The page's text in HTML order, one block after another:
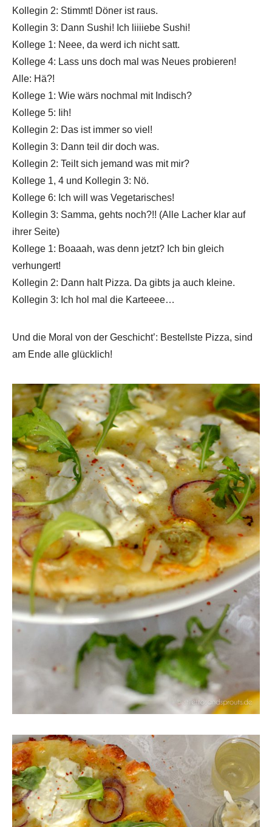
Kollegin 2: Stimmt! Döner ist raus.
Kollegin 3: Dann Sushi! Ich liiiiebe Sushi!
Kollege 1: Neee, da werd ich nicht satt.
Kollege 4: Lass uns doch mal was Neues probieren!
Alle: Hä?!
Kollege 1: Wie wärs nochmal mit Indisch?
Kollege 5: Iih!
Kollegin 2: Das ist immer so viel!
Kollegin 3: Dann teil dir doch was.
Kollegin 2: Teilt sich jemand was mit mir?
Kollege 1, 4 und Kollegin 3: Nö.
Kollege 6: Ich will was Vegetarisches!
Kollegin 3: Samma, gehts noch?!! (Alle Lacher klar auf
ihrer Seite)
Kollege 1: Boaaah, was denn jetzt? Ich bin gleich
verhungert!
Kollegin 2: Dann halt Pizza. Da gibts ja auch kleine.
Kollegin 3: Ich hol mal die Karteeee…
Und die Moral von der Geschicht’: Bestellste Pizza, sind
am Ende alle glücklich!